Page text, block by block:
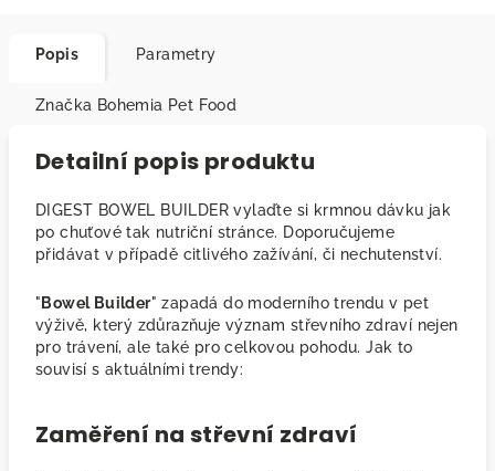
Popis Parametry
Značka Bohemia Pet Food
Detailní popis produktu
DIGEST BOWEL BUILDER vylaďte si krmnou dávku jak
po chuťové tak nutriční stránce. Doporučujeme
přidávat v případě citlivého zažívání, či nechutenství.
" Bowel Builder" zapadá do moderního trendu v pet
výživě, který zdůrazňuje význam střevního zdraví nejen
pro trávení, ale také pro celkovou pohodu. Jak to
souvisí s aktuálními trendy:
Zaměření na střevní zdraví